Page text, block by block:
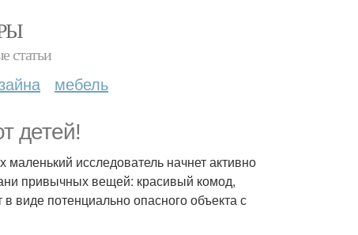
статьи
мебель
детей!
исследователь начнет активно
привычных вещей: красивый комод,
виде потенциально опасного объекта с